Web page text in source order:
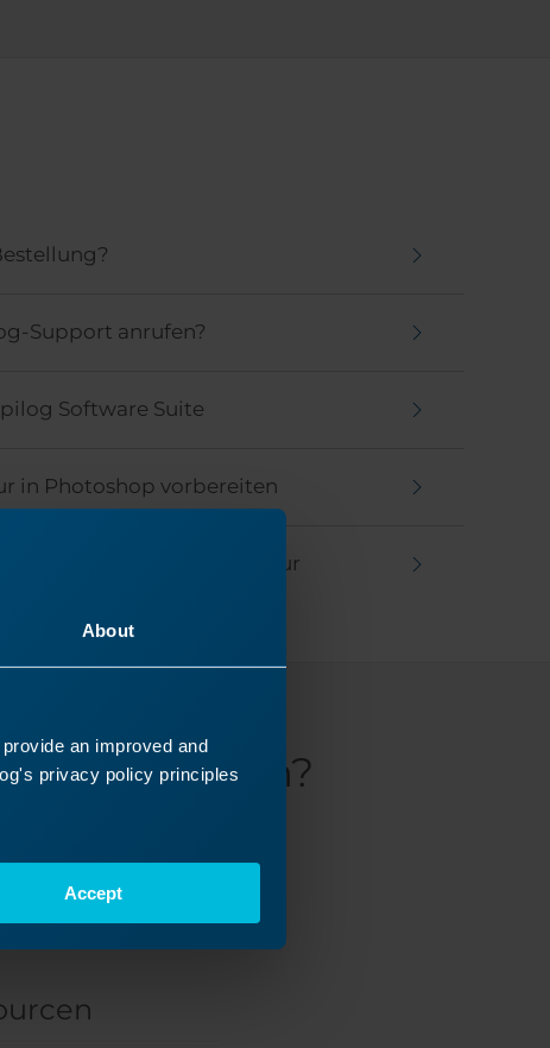
About
an improved and
privacy policy principles
Accept
Support anrufen?
Software Suite
in Photoshop vorbereiten
Mitte – Gravur
haben?
mit